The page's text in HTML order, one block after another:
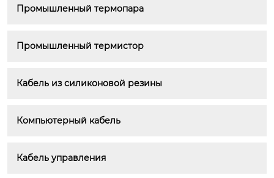
Промышленный термопара
Промышленный термистор
Кабель из силиконовой резины
Компьютерный кабель
Кабель управления